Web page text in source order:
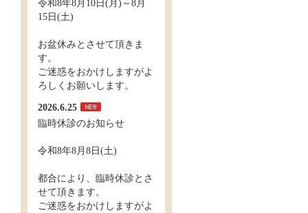
令和8年8月10日(月)～8月
15日(土)
お盆休みとさせて頂きま
す。
ご迷惑をおかけしますがよ
ろしくお願いします。
2026.6.25
臨時休診のお知らせ
令和8年8月8日(土)
都合により、臨時休診とさ
せて頂きます。
ご迷惑をおかけしますがよ